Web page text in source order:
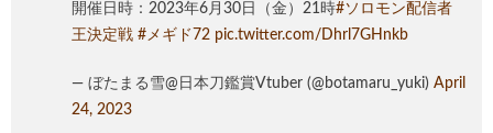
開催日時：2023年6月30日（金）21時#ソロモン配信者
王決定戦 #メギド72 pic.twitter.com/Dhrl7GHnkb
— ぼたまる雪@日本刀鑑賞Vtuber (@botamaru_yuki) April
24, 2023